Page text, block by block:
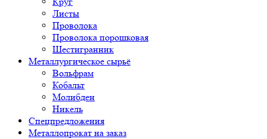
Листы
Проволока
Проволока порошковая
Шестигранник
Металлургическое сырьё
Вольфрам
Кобальт
Молибден
Никель
Спецпредложения
Металлопрокат на заказ